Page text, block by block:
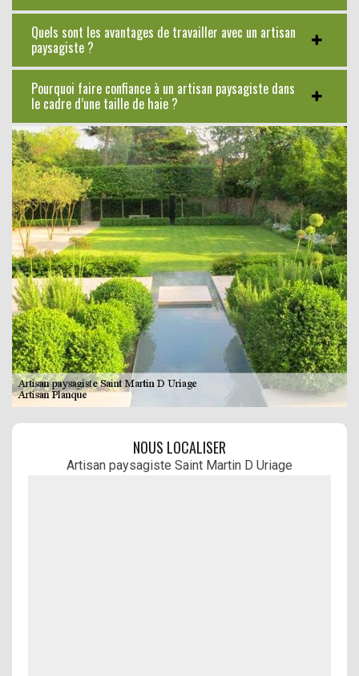
Quels sont les avantages de travailler avec un artisan
paysagiste ?
Pourquoi faire confiance à un artisan paysagiste dans
le cadre d’une taille de haie ?
NOUS LOCALISER
Artisan paysagiste Saint Martin D Uriage